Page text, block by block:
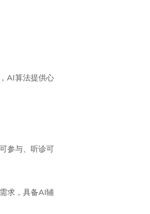
AI算法提供心
参与、听诊可
求，具备AI辅